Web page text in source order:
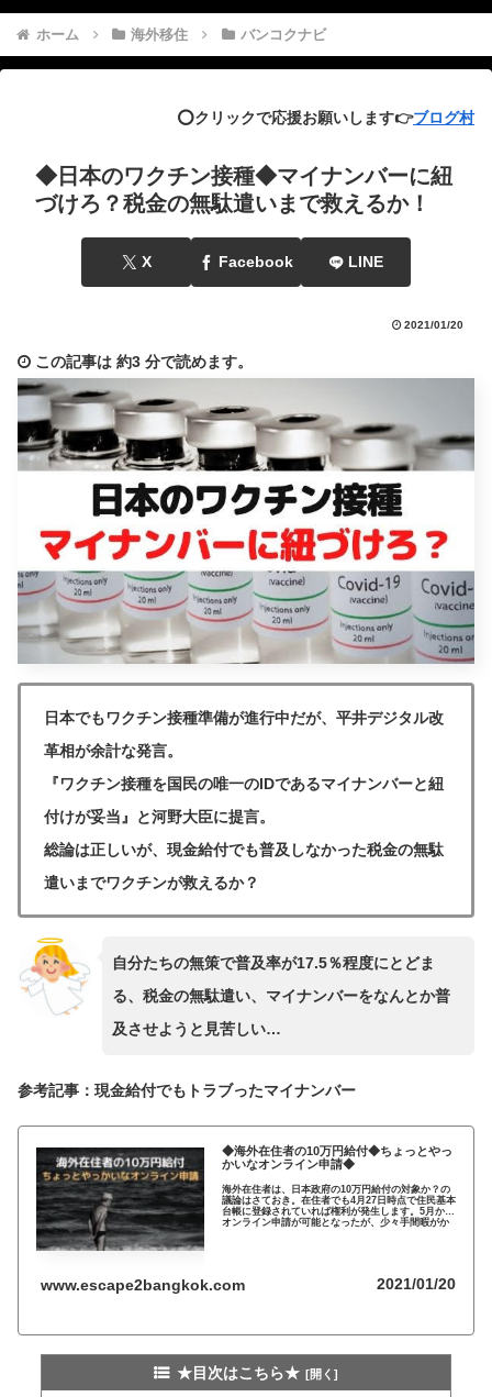
ホーム 海外移住 バンコクナビ
⭕️クリックで応援お願いします👉ブログ村
◆日本のワクチン接種◆マイナンバーに紐
づけろ？税金の無駄遣いまで救えるか！
X Facebook LINE
2021/01/20
この記事は 約3 分で読めます。
日本でもワクチン接種準備が進行中だが、平井デジタル改
革相が余計な発言。
『ワクチン接種を国民の唯一のIDであるマイナンバーと紐
付けが妥当』と河野大臣に提言。
総論は正しいが、現金給付でも普及しなかった税金の無駄
遣いまでワクチンが救えるか？
自分たちの無策で普及率が17.5％程度にとどま
る、税金の無駄遣い、マイナンバーをなんとか普
及させようと見苦しい…
参考記事：現金給付でもトラブったマイナンバー
◆海外在住者の10万円給付◆ちょっとやっ
かいなオンライン申請◆
海外在住者は、日本政府の10万円給付の対象か？の
議論はさておき。在住者でも4月27日時点で住民基本
台帳に登録されていれば権利が発生します。5月から
オンライン申請が可能となったが、少々手間暇がか
www.escape2bangkok.com 2021/01/20
★目次はこちら★